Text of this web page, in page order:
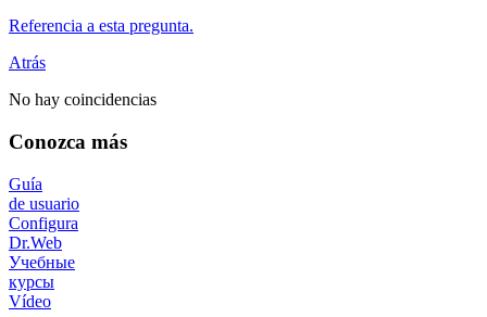
Referencia a esta pregunta.
Atrás
No hay coincidencias
Conozca más
Guía
de usuario
Configura
Dr.Web
Учебные
курсы
Vídeo